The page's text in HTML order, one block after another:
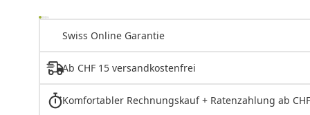
Swiss Online Garantie
Ab CHF 15 versandkostenfrei
Komfortabler Rechnungskauf + Ratenzahlung ab